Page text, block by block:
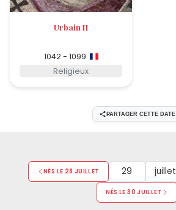
Urbain II
1042 - 1099
Religieux
PARTAGER CETTE DATE
NÉS LE 28 JUILLET
NÉS LE 30 JUILLET